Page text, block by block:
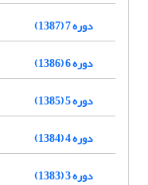
دوره 7 (1387)
دوره 6 (1386)
دوره 5 (1385)
دوره 4 (1384)
دوره 3 (1383)